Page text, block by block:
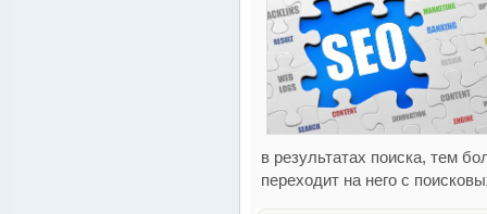
в результатах поиска, тем
переходит на него с